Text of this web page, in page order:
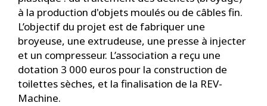
à la production d'objets moulés ou de câbles fin.
L’objectif du projet est de fabriquer une
broyeuse, une extrudeuse, une presse à injecter
et un compresseur. L’association a reçu une
dotation 3 000 euros pour la construction de
toilettes sèches, et la finalisation de la REV-
Machine.